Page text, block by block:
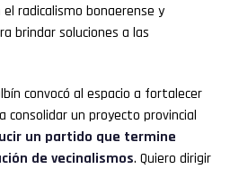
radicalismo bonaerense y
brindar soluciones a las
convocó al espacio a fortalecer
un proyecto provincial
un partido que termine
de vecinalismos. Quiero dirigir